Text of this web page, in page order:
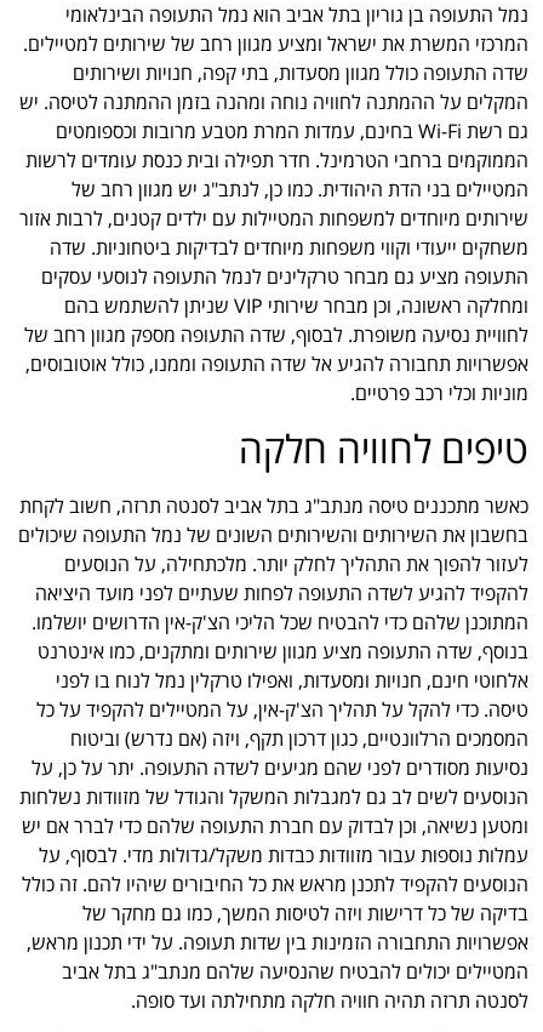
נמל התעופה בן גוריון בתל אביב הוא נמל התעופה הבינלאומי
המרכזי המשרת את ישראל ומציע מגוון רחב של שירותים למטיילים.
שדה התעופה כולל מגוון מסעדות, בתי קפה, חנויות ושירותים
המקלים על ההמתנה לחוויה נוחה ומהנה בזמן ההמתנה לטיסה. יש
גם רשת Wi-Fi בחינם, עמדות המרת מטבע מרובות וכספומטים
הממוקמים ברחבי הטרמינל. חדר תפילה ובית כנסת עומדים לרשות
המטיילים בני הדת היהודית. כמו כן, לנתב"ג יש מגוון רחב של
שירותים מיוחדים למשפחות המטיילות עם ילדים קטנים, לרבות אזור
משחקים ייעודי וקווי משפחות מיוחדים לבדיקות ביטחוניות. שדה
התעופה מציע גם מבחר טרקלינים לנמל התעופה לנוסעי עסקים
ומחלקה ראשונה, וכן מבחר שירותי VIP שניתן להשתמש בהם
לחוויית נסיעה משופרת. לבסוף, שדה התעופה מספק מגוון רחב של
אפשרויות תחבורה להגיע אל שדה התעופה וממנו, כולל אוטובוסים,
מוניות וכלי רכב פרטיים.
טיפים לחוויה חלקה
כאשר מתכננים טיסה מנתב"ג בתל אביב לסנטה תרזה, חשוב לקחת
בחשבון את השירותים והשירותים השונים של נמל התעופה שיכולים
לעזור להפוך את התהליך לחלק יותר. מלכתחילה, על הנוסעים
להקפיד להגיע לשדה התעופה לפחות שעתיים לפני מועד היציאה
המתוכנן שלהם כדי להבטיח שכל הליכי הצ'ק-אין הדרושים יושלמו.
בנוסף, שדה התעופה מציע מגוון שירותים ומתקנים, כמו אינטרנט
אלחוטי חינם, חנויות ומסעדות, ואפילו טרקלין נמל לנוח בו לפני
טיסה. כדי להקל על תהליך הצ'ק-אין, על המטיילים להקפיד על כל
המסמכים הרלוונטיים, כגון דרכון תקף, ויזה (אם נדרש) וביטוח
נסיעות מסודרים לפני שהם מגיעים לשדה התעופה. יתר על כן, על
הנוסעים לשים לב גם למגבלות המשקל והגודל של מזוודות נשלחות
ומטען נשיאה, וכן לבדוק עם חברת התעופה שלהם כדי לברר אם יש
עמלות נוספות עבור מזוודות כבדות משקל/גדולות מדי. לבסוף, על
הנוסעים להקפיד לתכנן מראש את כל החיבורים שיהיו להם. זה כולל
בדיקה של כל דרישות ויזה לטיסות המשך, כמו גם מחקר של
אפשרויות התחבורה הזמינות בין שדות תעופה. על ידי תכנון מראש,
המטיילים יכולים להבטיח שהנסיעה שלהם מנתב"ג בתל אביב
לסנטה תרזה תהיה חוויה חלקה מתחילתה ועד סופה.